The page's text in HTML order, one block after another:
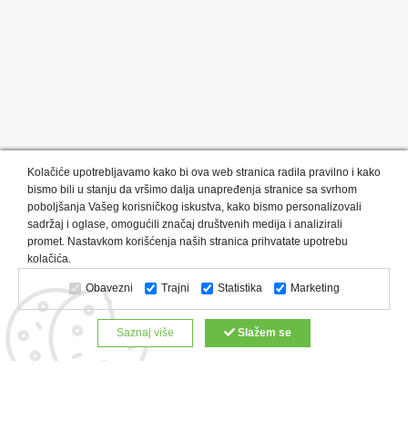
Kategorije proizvoda: Olovke i markeri
Privesci i trakice
Upaljači
USB Tehnologija Tekstil
Kačketi i kape
Notesi i rokovnici
Kancelarija Satovi
Kišobrani
Torbe i putovanja
Kuhinjski setovi
Alati i oprema
Relaksacija, lepota i zdravlje
Kalendari
Custom proizvodi
Digitalna štampa
Kolačiće upotrebljavamo kako bi ova web stranica radila pravilno i kako
bismo bili u stanju da vršimo dalja unapređenja stranice sa svrhom
poboljšanja Vašeg korisničkog iskustva, kako bismo personalizovali
sadržaj i oglase, omogućili značaj društvenih medija i analizirali
promet. Nastavkom korišćenja naših stranica prihvatate upotrebu
kolačića.
Obavezni Trajni Statistika Marketing
Saznaj više Slažem se